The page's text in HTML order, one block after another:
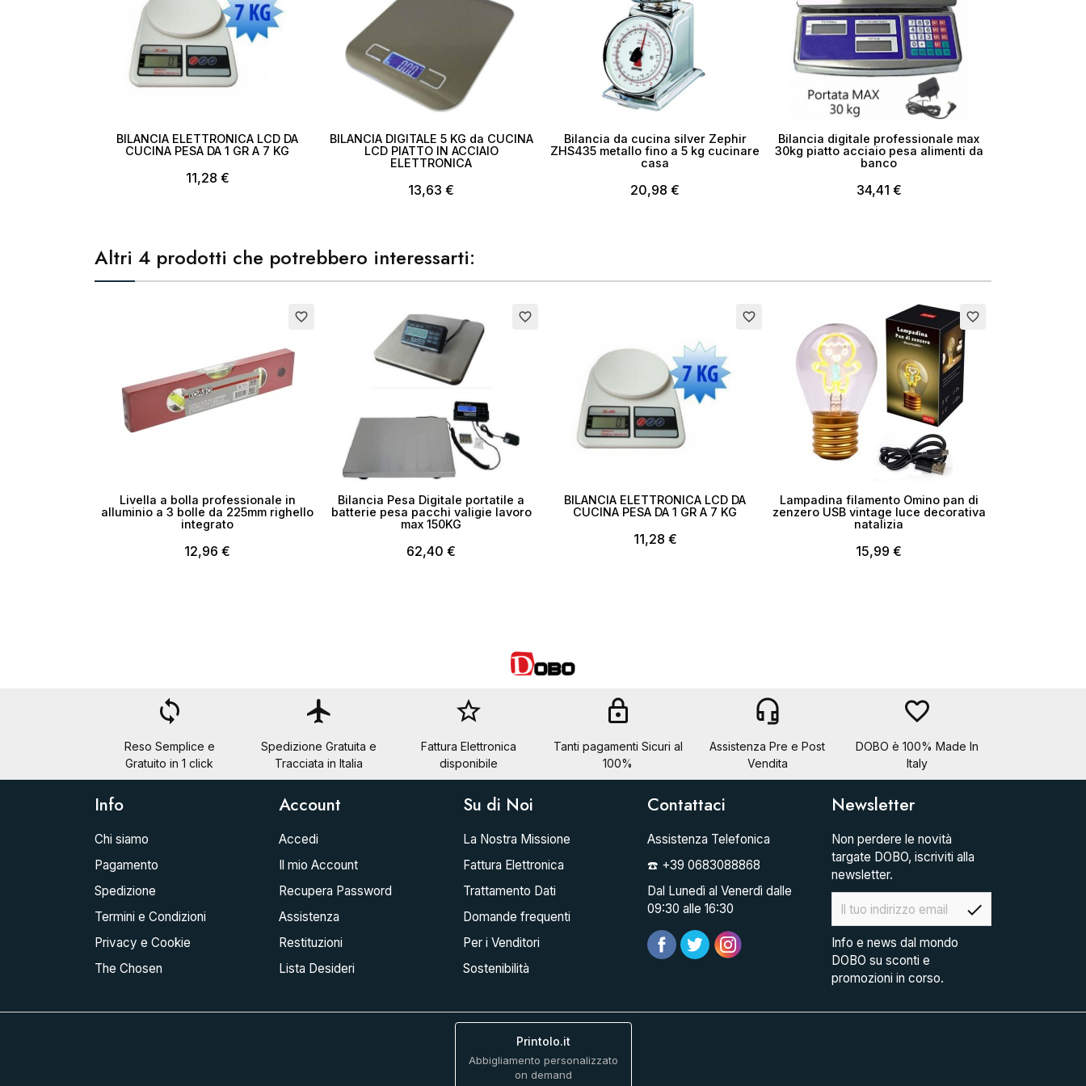
BILANCIA ELETTRONICA LCD DA
CUCINA PESA DA 1 GR A 7 KG
11,28 €
BILANCIA DIGITALE 5 KG da CUCINA
LCD PIATTO IN ACCIAIO
ELETTRONICA
13,63 €
Bilancia da cucina silver Zephir
ZHS435 metallo fino a 5 kg cucinare
casa
20,98 €
Bilancia digitale professionale max
30kg piatto acciaio pesa alimenti da
banco
34,41 €
Altri 4 prodotti che potrebbero interessarti:
favorite_border
Livella a bolla professionale in
alluminio a 3 bolle da 225mm righello
integrato
12,96 €
favorite_border
Bilancia Pesa Digitale portatile a
batterie pesa pacchi valigie lavoro
max 150KG
62,40 €
favorite_border
BILANCIA ELETTRONICA LCD DA
CUCINA PESA DA 1 GR A 7 KG
11,28 €
favorite_border
Lampadina filamento Omino pan di
zenzero USB vintage luce decorativa
natalizia
15,99 €
loop
Reso Semplice e
Gratuito in 1 click
flight
Spedizione Gratuita e
Tracciata in Italia
star_border
Fattura Elettronica
disponibile
lock
Tanti pagamenti Sicuri al
100%
headset_mic
Assistenza Pre e Post
Vendita
favorite_border
DOBO è 100% Made In
Italy
Info
Chi siamo
Pagamento
Spedizione
Termini e Condizioni
Privacy e Cookie
The Chosen
Account
Accedi
Il mio Account
Recupera Password
Assistenza
Restituzioni
Lista Desideri
Su di Noi
La Nostra Missione
Fattura Elettronica
Trattamento Dati
Domande frequenti
Per i Venditori
Sostenibilità
Contattaci
Assistenza Telefonica
☎️ +39 0683088868
Dal Lunedì al Venerdì dalle
09:30 alle 16:30
Newsletter
Non perdere le novità
targate DOBO, iscriviti alla
newsletter.
check
Info e news dal mondo
DOBO su sconti e
promozioni in corso.
Printolo.it
Abbigliamento personalizzato
on demand